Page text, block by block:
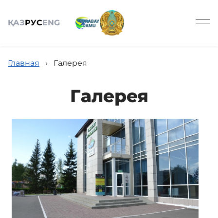
ҚАЗРУСENG
Туризм
События
Партнёрам
Главная › Галерея
Галерея